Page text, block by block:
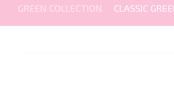
GREEN COLLECTION CLASSIC